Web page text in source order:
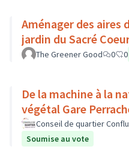
Aménager des aires
jardin du Sacré
The Greener Good 0 0
De la machine à la
végétal Gare
Conseil de quartier
Soumise au vote